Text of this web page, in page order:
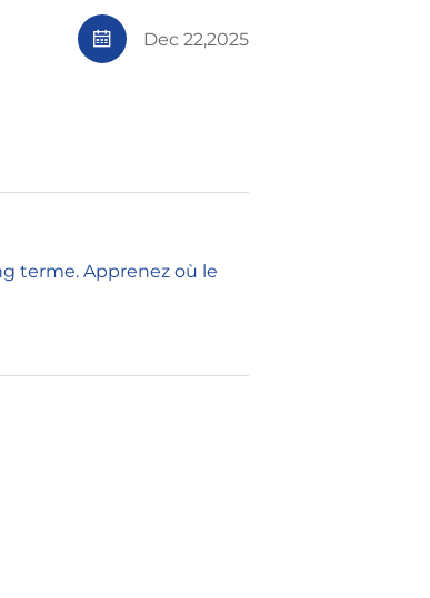
Dec 22,2025
terme. Apprenez où le